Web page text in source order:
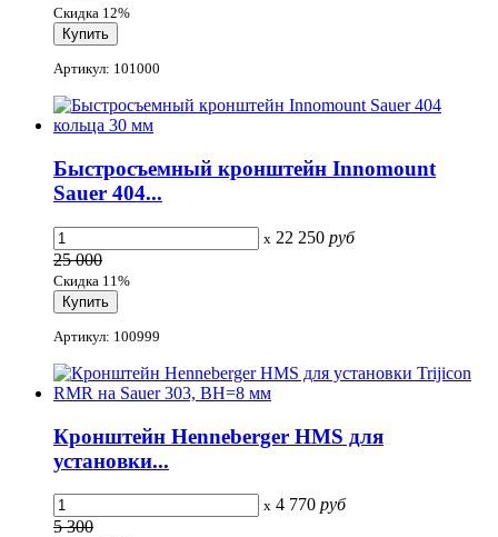
Скидка 12%
Артикул: 101000
Быстросъемный кронштейн Innomount
Sauer 404...
x 22 250 руб
25 000
Скидка 11%
Артикул: 100999
Кронштейн Henneberger HMS для
установки...
x 4 770 руб
5 300